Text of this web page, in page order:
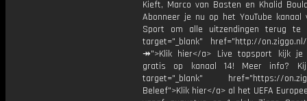
Kieft, Marco van Basten en Khalid
Abonneer je nu op het YouTube kanaal
Sport om alle uitzendingen terug te
target="_blank" href="http://
↠">Klik hier</a> Live topsport kijk je
gratis op kanaal 14! Meer info?
target="_blank" href="https://
Beleef">Klik hier</a> al het UEFA